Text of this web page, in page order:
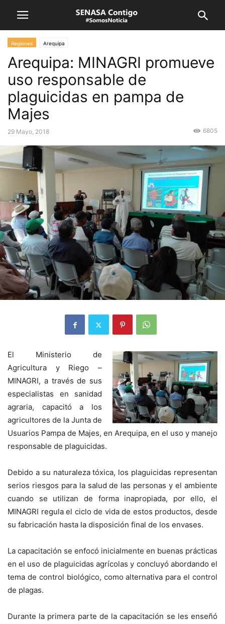
Regiones Arequipa
Arequipa: MINAGRI promueve
uso responsable de
plaguicidas en pampa de
Majes
29 Mayo, 2018 6805
El Ministerio de
Agricultura y Riego –
MINAGRI, a través de sus
especialistas en sanidad
agraria, capacitó a los
agricultores de la Junta de
Usuarios Pampa de Majes, en Arequipa, en el uso y manejo
responsable de plaguicidas.
Debido a su naturaleza tóxica, los plaguicidas representan
serios riesgos para la salud de las personas y el ambiente
cuando se utilizan de forma inapropiada, por ello, el
MINAGRI regula el ciclo de vida de estos productos, desde
su fabricación hasta la disposición final de los envases.
La capacitación se enfocó inicialmente en buenas prácticas
en el uso de plaguicidas agrícolas y concluyó abordando el
tema de control biológico, como alternativa para el control
de plagas.
Durante la primera parte de la capacitación se les enseñó